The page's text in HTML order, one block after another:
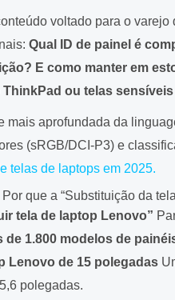
voltado para o varejo
Qual ID de painel é
E como manter em
ou telas
mais aprofundada da
(sRGB/DCI-P3) e
telas de laptops em 2025.
Por que a “Substituição da
tela de laptop Lenovo”
de 1.800 modelos de
Lenovo de 15 polegadas
polegadas.